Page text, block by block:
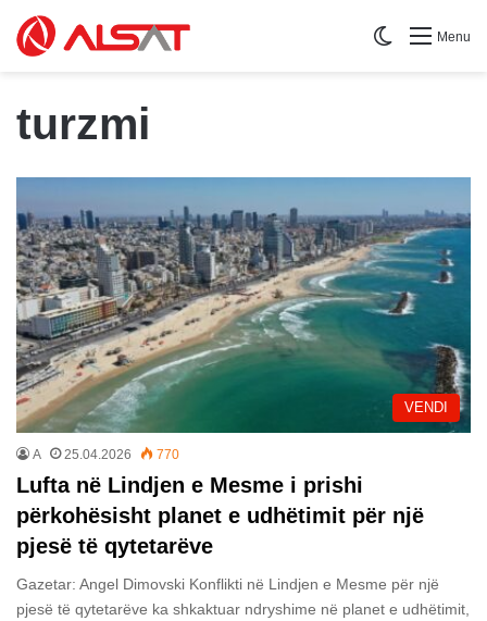
Menu
Switch skin
turzmi
VENDI
A 25.04.2026 770
Lufta në Lindjen e Mesme i prishi
përkohësisht planet e udhëtimit për një
pjesë të qytetarëve
Gazetar: Angel Dimovski Konflikti në Lindjen e Mesme për një
pjesë të qytetarëve ka shkaktuar ndryshime në planet e udhëtimit,